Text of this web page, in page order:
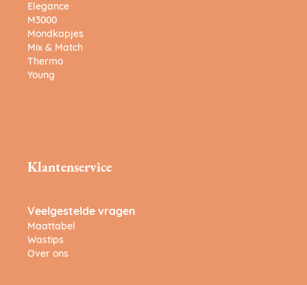
Elegance
M3000
Mondkapjes
Mix & Match
Thermo
Young
Klantenservice
Veelgestelde vragen
Maattabel
Wastips
Over ons